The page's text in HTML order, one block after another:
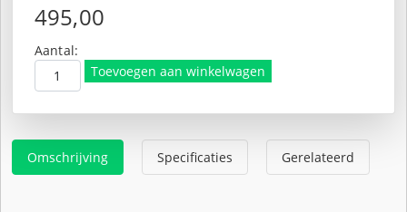
495,00
Aantal:
Toevoegen aan winkelwagen
Omschrijving Specificaties Gerelateerd